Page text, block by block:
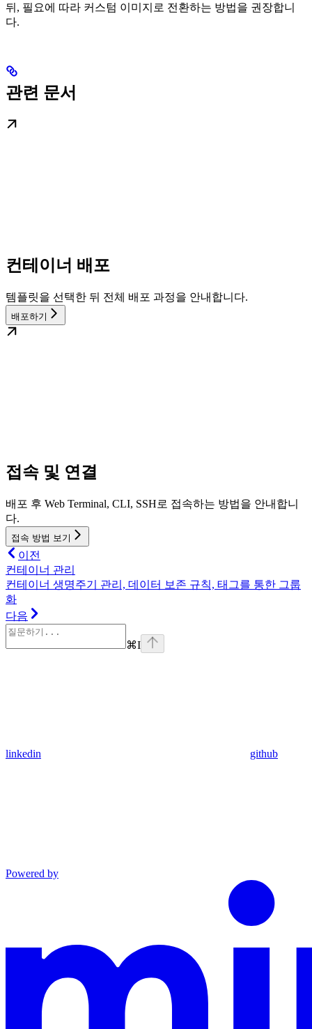
뒤, 필요에 따라 커스텀 이미지로 전환하는 방법을 권장합니
다.
관련 문서
컨테이너 배포
템플릿을 선택한 뒤 전체 배포 과정을 안내합니다.
배포하기
접속 및 연결
배포 후 Web Terminal, CLI, SSH로 접속하는 방법을 안내합니
다.
접속 방법 보기
이전
컨테이너 관리
컨테이너 생명주기 관리, 데이터 보존 규칙, 태그를 통한 그룹
화
다음
⌘I
linkedin github
Powered by